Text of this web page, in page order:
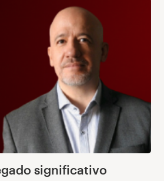
significativo